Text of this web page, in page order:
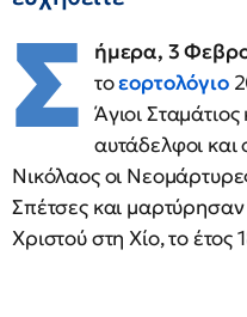
Σ ήμερα, 3
τοεορτολόγιο
Άγιοι
αυτάδελφοι και
Νικόλαος οι
Σπέτσες και
Χριστού στη Χίο, το έτος